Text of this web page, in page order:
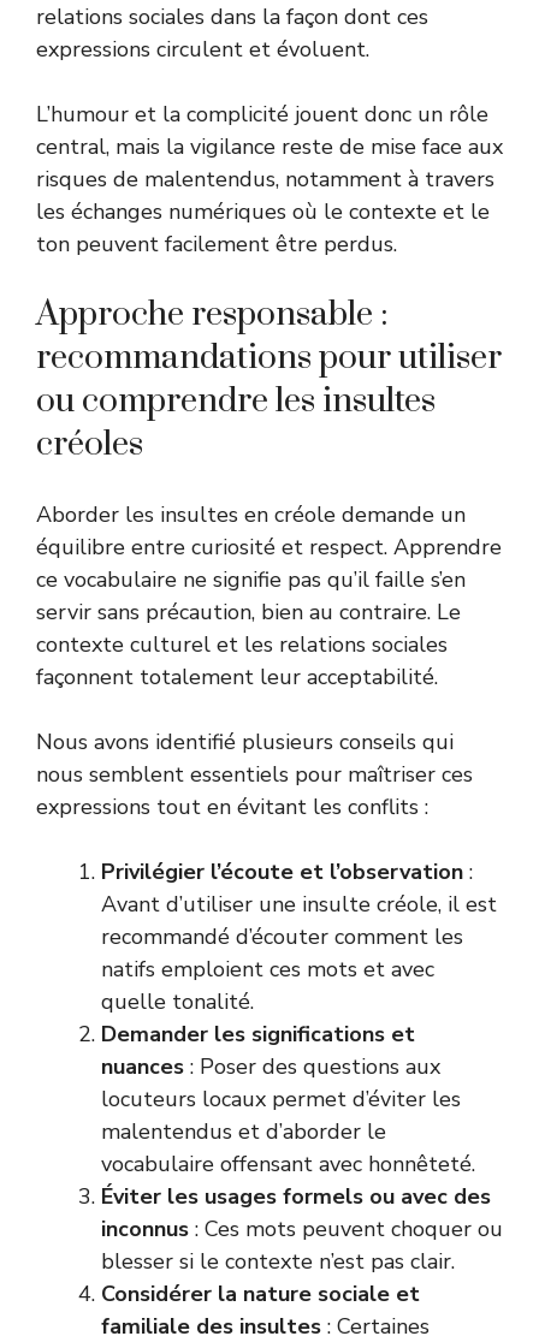
relations sociales dans la façon dont ces
expressions circulent et évoluent.
L’humour et la complicité jouent donc un rôle
central, mais la vigilance reste de mise face aux
risques de malentendus, notamment à travers
les échanges numériques où le contexte et le
ton peuvent facilement être perdus.
Approche responsable :
recommandations pour utiliser
ou comprendre les insultes
créoles
Aborder les insultes en créole demande un
équilibre entre curiosité et respect. Apprendre
ce vocabulaire ne signifie pas qu’il faille s’en
servir sans précaution, bien au contraire. Le
contexte culturel et les relations sociales
façonnent totalement leur acceptabilité.
Nous avons identifié plusieurs conseils qui
nous semblent essentiels pour maîtriser ces
expressions tout en évitant les conflits :
Privilégier l’écoute et l’observation :
Avant d’utiliser une insulte créole, il est
recommandé d’écouter comment les
natifs emploient ces mots et avec
quelle tonalité.
Demander les significations et
nuances : Poser des questions aux
locuteurs locaux permet d’éviter les
malentendus et d’aborder le
vocabulaire offensant avec honnêteté.
Éviter les usages formels ou avec des
inconnus : Ces mots peuvent choquer ou
blesser si le contexte n’est pas clair.
Considérer la nature sociale et
familiale des insultes : Certaines